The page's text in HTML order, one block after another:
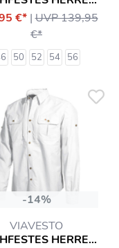
€* |UVP 139,95
€*
50 52 54 56
-14%
VIAVESTO
STICHFESTES HERRENHEMD SR. EANES